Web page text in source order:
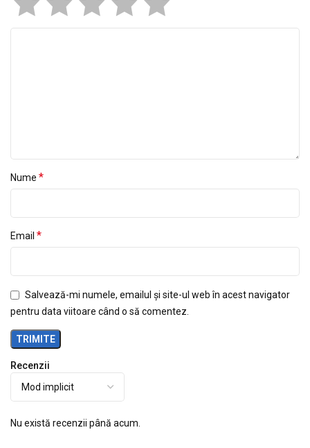
Recenzii
Nu există recenzii până acum.
Nume *
Email *
Salvează-mi numele, emailul și site-ul web în acest navigator
pentru data viitoare când o să comentez.